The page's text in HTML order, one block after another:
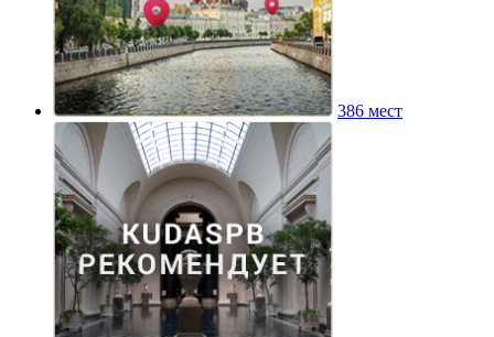
386 мест